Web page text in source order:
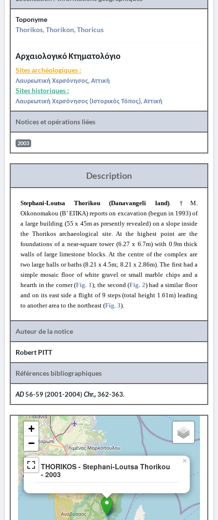
Toponyme
Thorikos, Thorikon, Thoricus
Αρχαιολογικό Κτηματολόγιο
Sites archéologiques :
Λαυρεωτική Χερσόνησος, Αττική
Sites historiques :
Λαυρεωτική Χερσόνησος (Ιστορικός Τόπος), Αττική
Notices et opérations liées
2003
Description
Stephani-Loutsa Thorikou (Danavangeli land). †M.
Oikonomakou (Β’ ΕΠΚΑ) reports on excavation (begun in 1993) of
a large building (55 x 45m as presently revealed) on a slope inside
the Thorikos archaeological site. At the highest point are the
foundations of a near-square tower (6.27 x 6.7m) with 0.9m thick
walls of large limestone blocks. At the centre of the complex are
two large halls or baths (8.21 x 4.5m; 8.21 x 2.86m). The first had a
simple mosaic floor of white gravel or small marble chips and a
hearth in the corner (Fig. 1); the second (Fig. 2) had a similar floor
and on its east side a flight of 9 steps (total height 1.61m) leading
to another area to the northeast (Fig. 3).
Auteur de la notice
Robert PITT
Références bibliographiques
AD56-59 (2001-2004)Chr.,362-363.
THORIKOS - Stephani-Loutsa Thorikou
- 2003
×
+
−